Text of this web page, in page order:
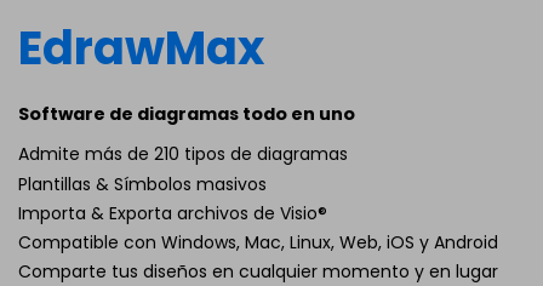
EdrawMax
Software de diagramas todo en uno
Admite más de 210 tipos de diagramas
Plantillas & Símbolos masivos
Importa & Exporta archivos de Visio®
Compatible con Windows, Mac, Linux, Web, iOS y Android
Comparte tus diseños en cualquier momento y en lugar